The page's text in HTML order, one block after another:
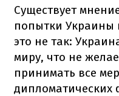
Существует
попытки Украины
это не так:
миру, что не
принимать все
дипломатических